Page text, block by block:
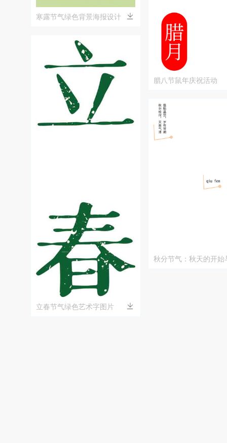
寒露节气绿色背景海报设计
立春节气绿色艺术字图片
腊八节鼠年庆祝活动
秋分节气：秋天的开始